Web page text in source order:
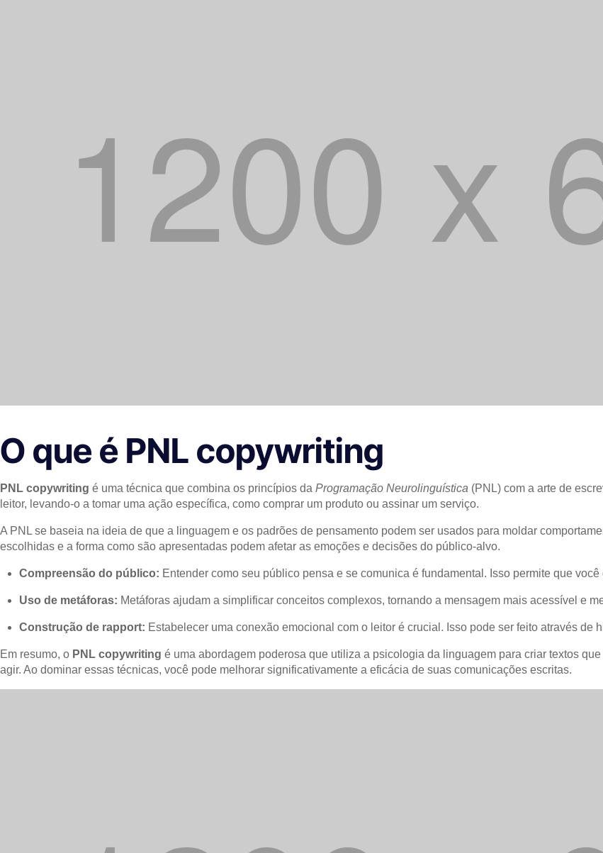
O que é PNL copywriting
PNL copywriting é uma técnica que combina os princípios da Programação Neurolinguística (PNL) com a arte de
leitor, levando-o a tomar uma ação específica, como comprar um produto ou assinar um serviço.
A PNL se baseia na ideia de que a linguagem e os padrões de pensamento podem ser usados para moldar
escolhidas e a forma como são apresentadas podem afetar as emoções e decisões do público-alvo.
Compreensão do público: Entender como seu público pensa e se comunica é fundamental. Isso permite que
Uso de metáforas: Metáforas ajudam a simplificar conceitos complexos, tornando a mensagem mais acessível e
Construção de rapport: Estabelecer uma conexão emocional com o leitor é crucial. Isso pode ser feito através de
Em resumo, o PNL copywriting é uma abordagem poderosa que utiliza a psicologia da linguagem para criar textos
agir. Ao dominar essas técnicas, você pode melhorar significativamente a eficácia de suas comunicações escritas.